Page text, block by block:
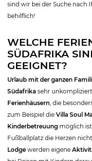
sind wir bei der Suche nach
behilflich!
WELCHE
SÜDAFRIKA
GEEIGNET?
Urlaub mit der ganzen
Südafrika sehr
Ferienhäusern, die
zum Beispiel die Villa Soul
Kinderbetreuung möglich
Fußballplatz die Herzen
Lodge werden eigene